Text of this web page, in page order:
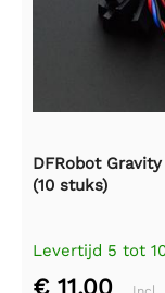
DFRobot
(10 stuks)
Levertijd 5 tot
€ 11,00